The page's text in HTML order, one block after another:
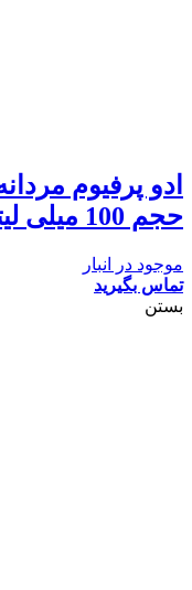
حجم 100 میلی لیتر
موجود در انبار
تماس بگیرید
بستن